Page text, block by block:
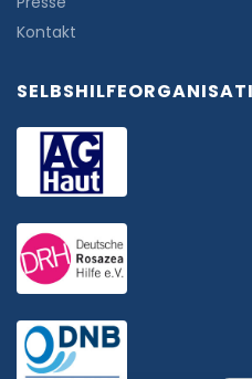
Kontakt